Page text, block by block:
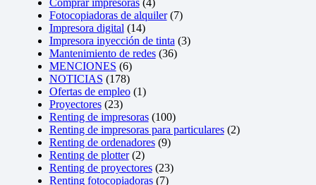
Comprar impresoras(4)
Fotocopiadoras de alquiler(7)
Impresora digital (14)
Impresora inyección de tinta (3)
Mantenimiento de redes(36)
MENCIONES (6)
NOTICIAS (178)
Ofertas de empleo(1)
Proyectores(23)
Renting de impresoras(100)
Renting de impresoras para particulares(2)
Renting de ordenadores(9)
Renting de plotter(2)
Renting de proyectores(23)
Renting fotocopiadoras(7)